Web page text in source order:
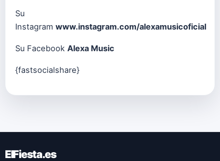
Su
Instagram www.instagram.com/alexamusicoficial
Su Facebook Alexa Music
{fastsocialshare}
ElFiesta.es